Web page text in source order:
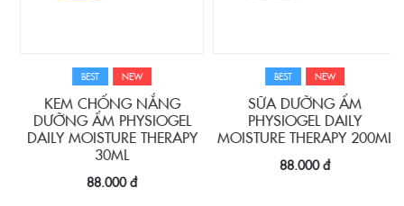
BEST NEW
KEM CHỐNG NẮNG
DƯỠNG ẨM PHYSIOGEL
DAILY MOISTURE THERAPY
30ML
88.000 đ
BEST NEW
SỮA DƯỠNG ẨM
PHYSIOGEL DAILY
MOISTURE THERAPY 200ML
88.000 đ